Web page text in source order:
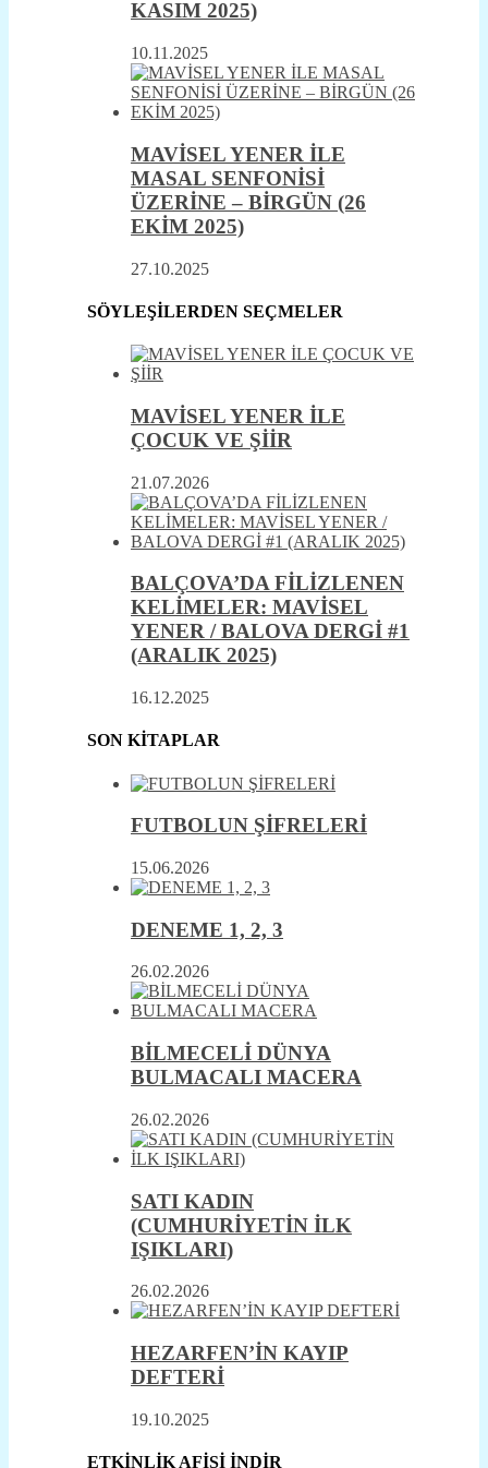
KASIM 2025)
10.11.2025
MAVİSEL YENER İLE
MASAL SENFONİSİ
ÜZERİNE – BİRGÜN (26
EKİM 2025)
27.10.2025
SÖYLEŞİLERDEN SEÇMELER
MAVİSEL YENER İLE
ÇOCUK VE ŞİİR
21.07.2026
BALÇOVA’DA FİLİZLENEN
KELİMELER: MAVİSEL
YENER / BALOVA DERGİ #1
(ARALIK 2025)
16.12.2025
SON KİTAPLAR
FUTBOLUN ŞİFRELERİ
15.06.2026
DENEME 1, 2, 3
26.02.2026
BİLMECELİ DÜNYA
BULMACALI MACERA
26.02.2026
SATI KADIN
(CUMHURİYETİN İLK
IŞIKLARI)
26.02.2026
HEZARFEN’İN KAYIP
DEFTERİ
19.10.2025
ETKİNLİK AFİŞİ İNDİR